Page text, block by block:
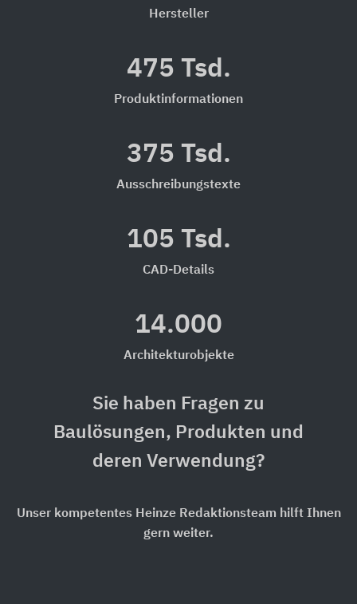
Hersteller
475 Tsd.
Produktinformationen
375 Tsd.
Ausschreibungstexte
105 Tsd.
CAD-Details
14.000
Architekturobjekte
Sie haben Fragen zu
Baulösungen, Produkten und
deren Verwendung?
Unser kompetentes Heinze Redaktionsteam hilft Ihnen
gern weiter.